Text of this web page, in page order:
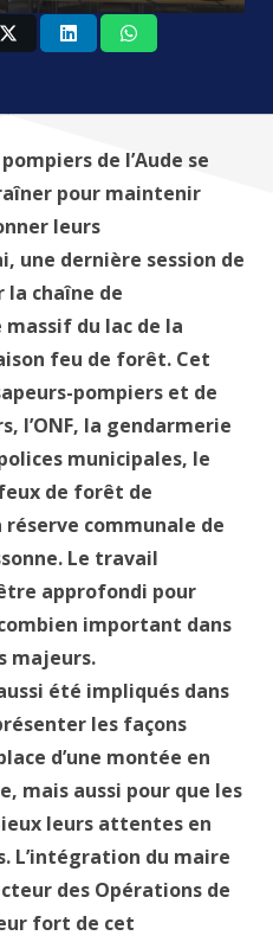
de l’Aude se
pour maintenir
leurs
une dernière session de
chaîne de
du lac de la
feu de forêt. Cet
pompiers et de
l’ONF, la gendarmerie
municipales, le
de forêt de
communale de
Le travail
approfondi pour
important dans
majeurs.
été impliqués dans
les façons
d’une montée en
mais aussi pour que les
leurs attentes en
L’intégration du maire
des Opérations de
fort de cet